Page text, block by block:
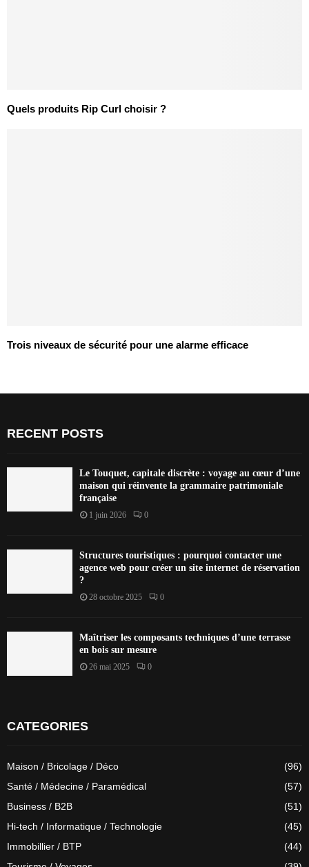
Quels produits Rip Curl choisir ?
Trois niveaux de sécurité pour une alarme efficace
RECENT POSTS
Le Touquet, capitale discrète : voyage au cœur d’une
maison qui réinvente la grammaire patrimoniale
française
1 juin 2026 0
Structures touristiques : pourquoi contacter une
agence web pour créer un site internet de réservation
?
28 octobre 2025 0
Maîtriser les composants techniques d’une terrasse
en bois sur mesure
26 mai 2025 0
CATEGORIES
Maison / Bricolage / Déco
(96)
Santé / Médecine / Paramédical
(57)
Business / B2B
(51)
Hi-tech / Informatique / Technologie
(45)
Immobillier / BTP
(44)